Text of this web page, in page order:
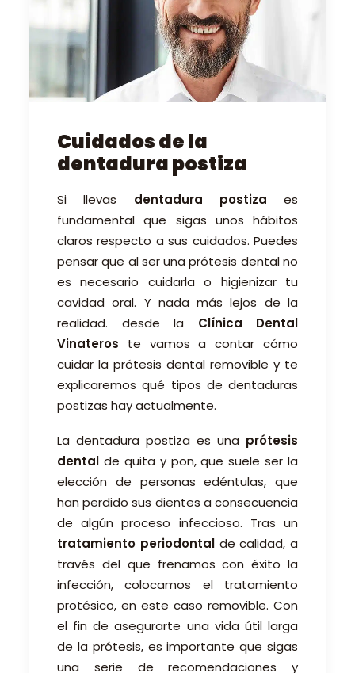
Cuidados de la
dentadura postiza
Si llevas dentadura postiza es
fundamental que sigas unos hábitos
claros respecto a sus cuidados. Puedes
pensar que al ser una prótesis dental no
es necesario cuidarla o higienizar tu
cavidad oral. Y nada más lejos de la
realidad. desde la Clínica Dental
Vinateros te vamos a contar cómo
cuidar la prótesis dental removible y te
explicaremos qué tipos de dentaduras
postizas hay actualmente.
La dentadura postiza es una prótesis
dental de quita y pon, que suele ser la
elección de personas edéntulas, que
han perdido sus dientes a consecuencia
de algún proceso infeccioso. Tras un
tratamiento periodontalde calidad, a
través del que frenamos con éxito la
infección, colocamos el tratamiento
protésico, en este caso removible. Con
el fin de asegurarte una vida útil larga
de la prótesis, es importante que sigas
una serie de recomendaciones y